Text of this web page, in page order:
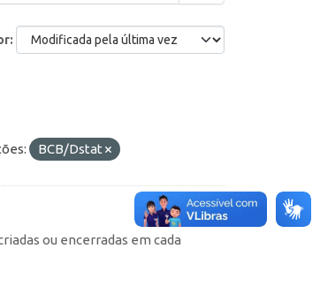
BCB/Dstat
ou encerradas em cada